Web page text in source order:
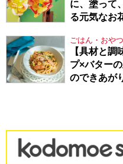
に、塗って
る元気なお
ごはん・おやつ
【具材と
プ×バター
のできあが